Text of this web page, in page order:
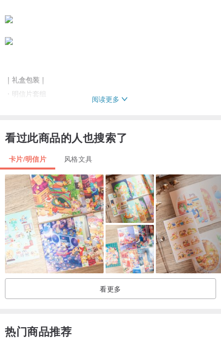
｜礼盒包装｜
・明信片套组
・名片
❧ 响应环保爱地球 - 环保包装
为响应环保，结帐时可以另外备注使用环保包装，
我们将为您准备最简约轻便的包装。
环保包装会省略精美提袋，
其余基本配备及防撞措施都会准备完善。
►七日鉴赏期
1. 如果商品本身并无任何损坏瑕疵或污损情况而需求退货，
2. 商品图片的颜色会因拍摄灯光环境或个人屏幕设定不同，
3. 如因色差因素需办理退货，需由买方自行负担商品退回的 运费。
阅读更多
看过此商品的人也搜索了
卡片/明信片 风格文具
看更多
热门商品推荐